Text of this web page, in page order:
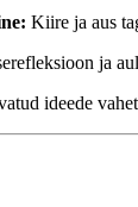
Kiire ja aus
ja
ideede